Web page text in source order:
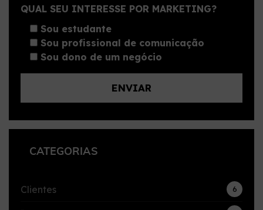
QUAL SEU INTERESSE POR MARKETING?
Sou estudante
Sou profissional de comunicação
Sou dono de um negócio
CATEGORIAS
Clientes 6